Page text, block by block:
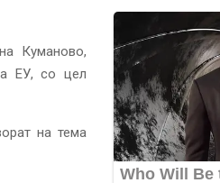
Куманово,
ЕУ, со цел
на тема